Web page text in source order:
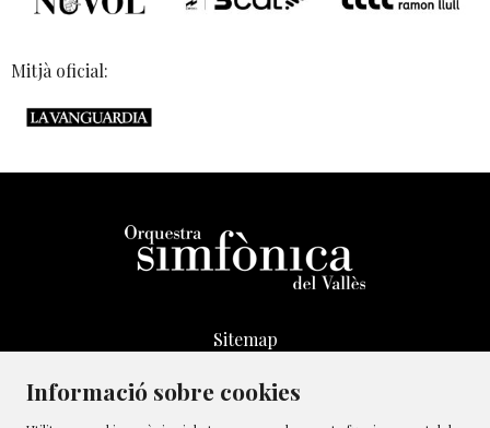
Mitjà oficial:
Sitemap
Transparència
Informació sobre cookies